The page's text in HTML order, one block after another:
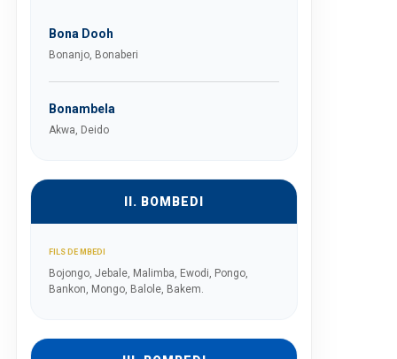
Bona Dooh
Bonanjo, Bonaberi
Bonambela
Akwa, Deido
II. BOMBEDI
FILS DE MBEDI
Bojongo, Jebale, Malimba, Ewodi, Pongo,
Bankon, Mongo, Balole, Bakem.